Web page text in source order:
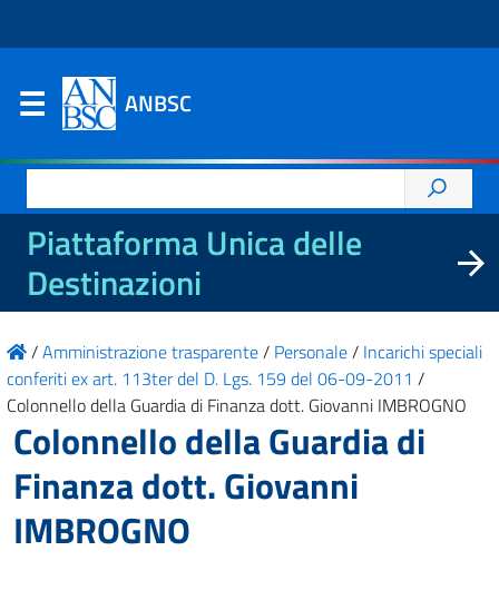
ANBSC
per:
Piattaforma Unica delle
Destinazioni
/Amministrazione trasparente/ Personale/ Incarichi speciali
conferiti ex art. 113ter del D. Lgs. 159 del 06-09-2011 /
Colonnello della Guardia di Finanza dott. Giovanni IMBROGNO
Colonnello della Guardia di
Finanza dott. Giovanni
IMBROGNO